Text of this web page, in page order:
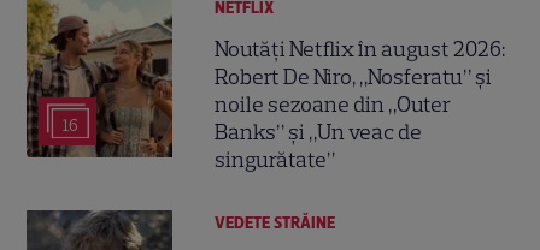
16
NETFLIX
Noutăți Netflix în august 2026:
Robert De Niro, „Nosferatu” și
noile sezoane din „Outer
Banks” și „Un veac de
singurătate”
VEDETE STRĂINE